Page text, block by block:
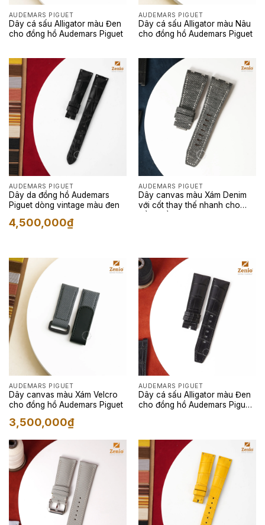
AUDEMARS PIGUET
Dây cá sấu Alligator màu Đen
cho đồng hồ Audemars Piguet
AUDEMARS PIGUET
Dây cá sấu Alligator màu Nâu
cho đồng hồ Audemars Piguet
AUDEMARS PIGUET
Dây da đồng hồ Audemars
Piguet dòng vintage màu đen
4,500,000₫
AUDEMARS PIGUET
Dây canvas màu Xám Denim
với cốt thay thế nhanh cho
AUDEMARS PIGUET
Dây canvas màu Xám Velcro
cho đồng hồ Audemars Piguet
3,500,000₫
AUDEMARS PIGUET
Dây cá sấu Alligator màu Đen
cho đồng hồ Audemars Piguet